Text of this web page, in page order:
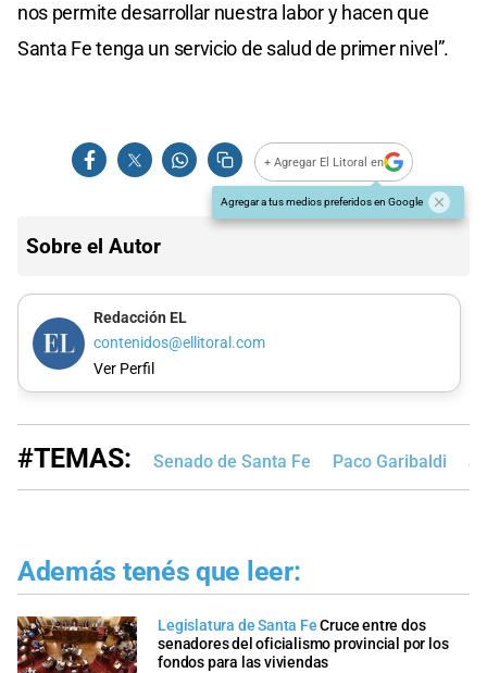
nos permite desarrollar nuestra labor y hacen que
Santa Fe tenga un servicio de salud de primer nivel”.
+ Agregar El Litoral en
Agregar a tus medios preferidos en Google
Sobre el Autor
Redacción EL
contenidos@ellitoral.com
Ver Perfil
#TEMAS: Senado de Santa Fe Paco Garibaldi
Además tenés que leer:
Legislatura de Santa Fe Cruce entre dos
senadores del oficialismo provincial por los
fondos para las viviendas